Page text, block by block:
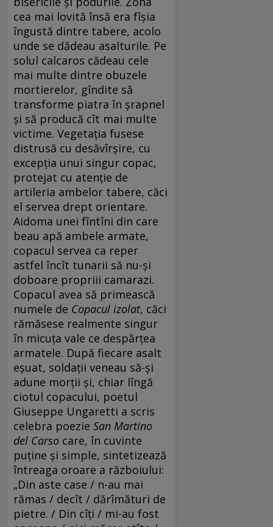
cea mai lovită însă era fîșia
îngustă dintre tabere, acolo
unde se dădeau asalturile. Pe
solul calcaros cădeau cele
mai multe dintre obuzele
mortierelor, gîndite să
transforme piatra în șrapnel
și să producă cît mai multe
victime. Vegetația fusese
distrusă cu desăvîrșire, cu
excepția unui singur copac,
protejat cu atenție de
artileria ambelor tabere, căci
el servea drept orientare.
Aidoma unei fîntîni din care
beau apă ambele armate,
copacul servea ca reper
astfel încît tunarii să nu-și
doboare propriii camarazi.
Copacul avea să primească
numele de Copacul izolat, căci
rămăsese realmente singur
în micuța vale ce despărțea
armatele. După fiecare asalt
eșuat, soldații veneau să-și
adune morții și, chiar lîngă
ciotul copacului, poetul
Giuseppe Ungaretti a scris
celebra poezie San Martino
del Carso care, în cuvinte
puține și simple, sintetizează
întreaga oroare a războiului:
„Din aste case / n-au mai
rămas / decît / dărîmături de
pietre. / Din cîți / mi-au fost